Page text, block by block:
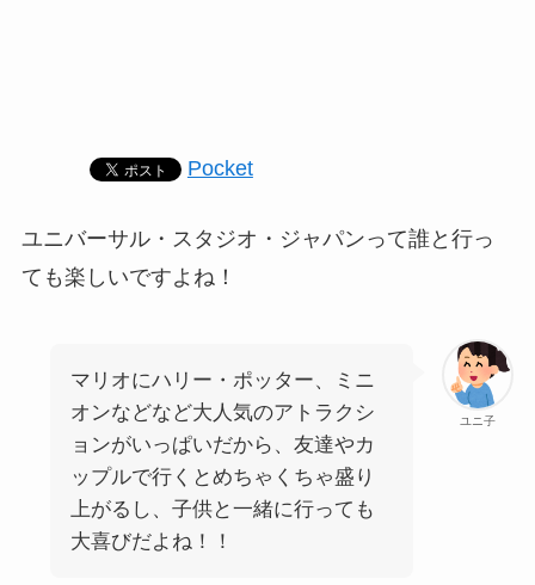
Pocket
ユニバーサル・スタジオ・ジャパンって誰と行っ
ても楽しいですよね！
ユニ子
マリオにハリー・ポッター、ミニ
オンなどなど大人気のアトラクシ
ョンがいっぱいだから、友達やカ
ップルで行くとめちゃくちゃ盛り
上がるし、子供と一緒に行っても
大喜びだよね！！